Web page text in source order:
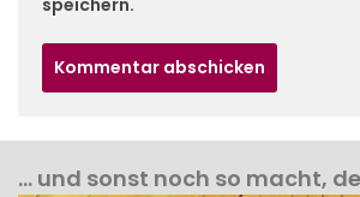
… und sonst noch so macht,